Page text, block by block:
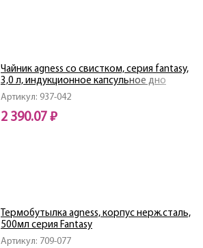
Артикул: 937-042
Чайник agness со свистком, серия fantasy,
3,0 л, индукционное капсульное дно
2 390.07 ₽
Артикул: 709-077
Термобутылка agness, корпус нерж.сталь,
500мл серия Fantasy